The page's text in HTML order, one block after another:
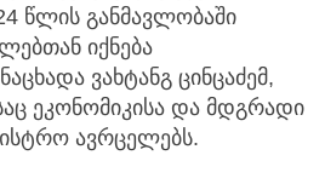
წლის განმავლობაში
იქნება
ვახტანგ ცინცაძემ,
ეკონომიკისა და მდგრადი
ავრცელებს.